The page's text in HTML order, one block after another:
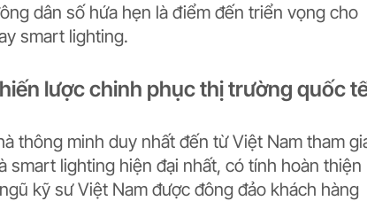
dân số hứa hẹn là điểm đến triển vọng cho
smart lighting.
lược chinh phục thị trường quốc
thông minh duy nhất đến từ Việt Nam tham
smart lighting hiện đại nhất, có tính hoàn thiện
kỹ sư Việt Nam được đông đảo khách hàng